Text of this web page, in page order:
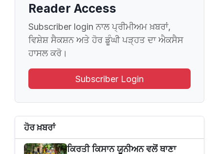
Reader Access
Subscriber login ਨਾਲ ਪ੍ਰੀਮੀਅਮ ਖ਼ਬਰਾਂ,
ਵਿਸ਼ੇਸ਼ ਸੈਕਸ਼ਨ ਅਤੇ ਹੋਰ ਡੂੰਘੀ ਪੜ੍ਹਤ ਦਾ ਐਕਸੈਸ
ਹਾਸਲ ਕਰੋ।
Subscriber Login
ਹੋਰ ਖ਼ਬਰਾਂ
ਕਿਰਤੀ ਕਿਸਾਨ ਯੂਨੀਅਨ ਵਲੋਂ ਥਾਣਾ